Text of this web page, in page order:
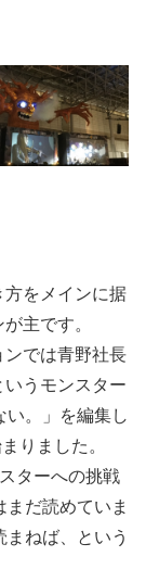
方をメインに据
主です。
ンでは青野社長
うモンスター
い。」を編集し
りました。
ターへの挑戦
だ読めていま
ねば、という